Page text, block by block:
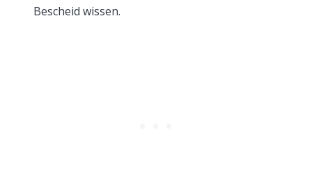
Bescheid wissen.